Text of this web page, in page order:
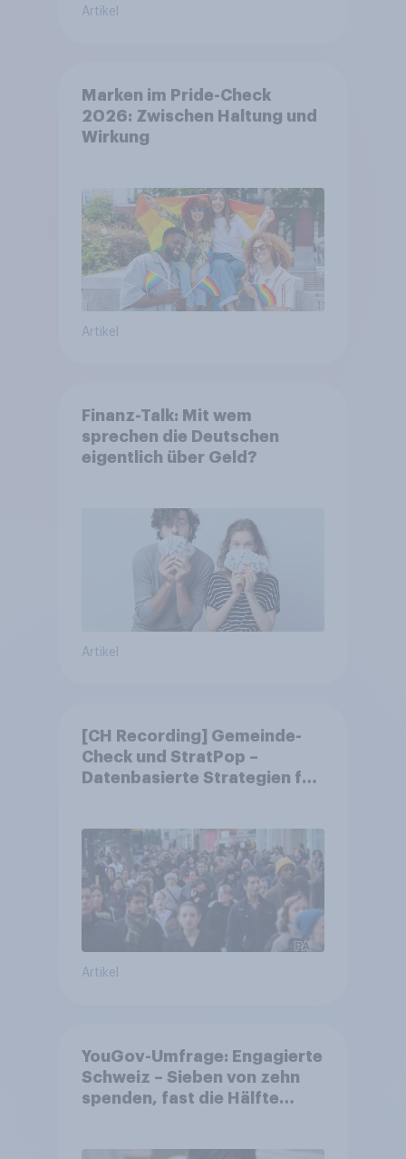
Artikel
Marken im Pride-Check
2026: Zwischen Haltung und
Wirkung
Artikel
Finanz-Talk: Mit wem
sprechen die Deutschen
eigentlich über Geld?
Artikel
[CH Recording] Gemeinde-
Check und StratPop –
Datenbasierte Strategien für
Artikel
YouGov-Umfrage: Engagierte
Schweiz – Sieben von zehn
spenden, fast die Hälfte